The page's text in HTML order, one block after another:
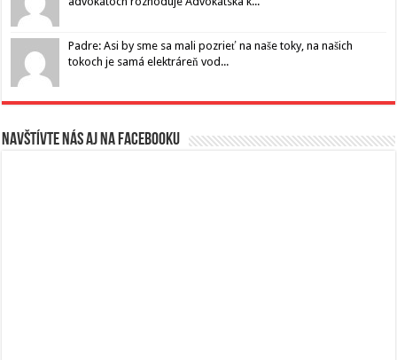
Padre: Asi by sme sa mali pozrieť na naše toky, na našich
tokoch je samá elektráreň vod...
Navštívte nás aj na Facebooku